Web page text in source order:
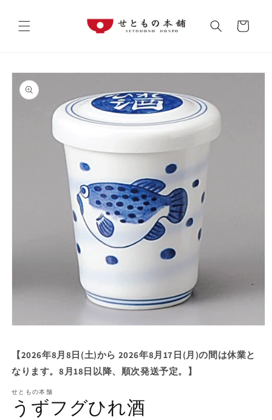
進む
ー
商品情
報にス
キップ
ダ
で
デ
ィ
【2026年8月8日(土)から 2026年8月17日(月)の間は休業と
なります。8月18日以降、順次発送予定。】
せともの本舗
うずフグひれ酒